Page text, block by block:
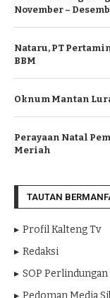
November –
Nataru, PT
BBM
Oknum Mantan
Perayaan Natal
Meriah
TAUTAN
Profil Kalteng Tv
Redaksi
SOP